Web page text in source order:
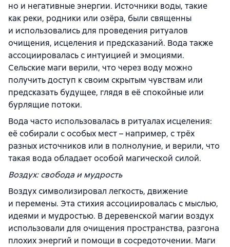
но и негативные энергии. Источники воды, такие
как реки, родники или озёра, были священны
и использовались для проведения ритуалов
очищения, исцеления и предсказаний. Вода также
ассоциировалась с интуицией и эмоциями.
Сельские маги верили, что через воду можно
получить доступ к своим скрытым чувствам или
предсказать будущее, глядя в её спокойные или
бурлящие потоки.
Вода часто использовалась в ритуалах исцеления:
её собирали с особых мест – например, с трёх
разных источников или в полнолуние, и верили, что
такая вода обладает особой магической силой.
Воздух: свобода и мудрость
Воздух символизировал легкость, движение
и перемены. Эта стихия ассоциировалась с мыслью,
идеями и мудростью. В деревенской магии воздух
использовали для очищения пространства, разгона
плохих энергий и помощи в сосредоточении. Маги